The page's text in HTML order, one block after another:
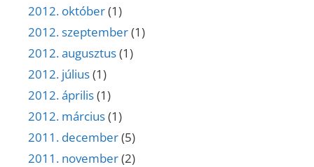
2012. október(1)
2012. szeptember(1)
2012. augusztus(1)
2012. július(1)
2012. április(1)
2012. március(1)
2011. december(5)
2011. november(2)